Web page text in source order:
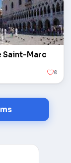
Saint-Marc
0